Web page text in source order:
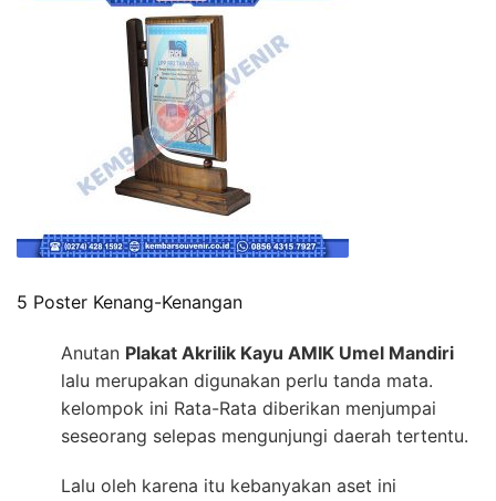
5 Poster Kenang-Kenangan
Anutan Plakat Akrilik Kayu AMIK Umel Mandiri
lalu merupakan digunakan perlu tanda mata.
kelompok ini Rata-Rata diberikan menjumpai
seseorang selepas mengunjungi daerah tertentu.
Lalu oleh karena itu kebanyakan aset ini